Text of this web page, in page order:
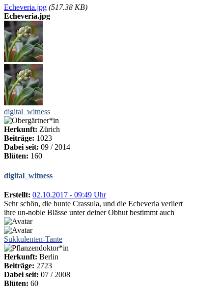
Echeveria.jpg (517.38 KB)
Echeveria.jpg
digital_witness
Herkunft: Zürich
Beiträge: 1023
Dabei seit: 09 / 2014
Blüten: 160
digital_witness
Erstellt: 02.10.2017 - 09:49 Uhr
Sehr schön, die bunte Crassula, und die Echeveria verliert
ihre un-noble Blässe unter deiner Obhut bestimmt auch
Sukkulenten-Tante
Herkunft: Berlin
Beiträge: 2723
Dabei seit: 07 / 2008
Blüten: 60